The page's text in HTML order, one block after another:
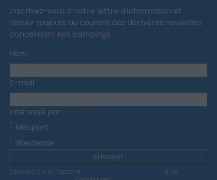
Inscrivez-vous à notre lettre d'information et
restez toujours au courant des dernières nouvelles
concernant nos campings.
Nom
E-mail
Intéressé par
Nieuport
Westende
Envoyer
Sécurisé par reCaptcha,
et les